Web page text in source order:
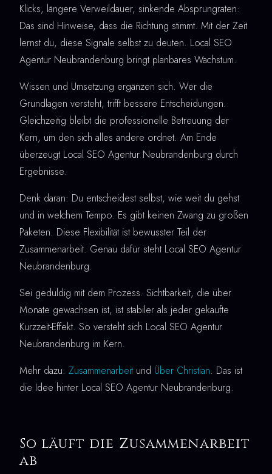
Klicks, längere Verweildauer, sinkende Absprungraten:
Das sind Hinweise, dass die Richtung stimmt. Mit der Zeit
lernst du, diese Signale selbst zu deuten. Local SEO
Agentur Neubrandenburg bringt planbares Wachstum.
Wissen und Umsetzung ergänzen sich. Wer die
Grundlagen versteht, trifft bessere Entscheidungen.
Gleichzeitig bleibt die professionelle Betreuung der
Kern, um den sich alles andere ordnet. Am Ende
überzeugt Local SEO Agentur Neubrandenburg durch
Ergebnisse.
Denk daran: Du entscheidest selbst, wie weit du gehst
und in welchem Tempo. Es gibt keinen Zwang zu großen
Paketen. Diese Flexibilität ist bewusster Teil der
Zusammenarbeit. Genau dafür steht Local SEO Agentur
Neubrandenburg.
Sei geduldig mit dem Prozess. Sichtbarkeit, die über
Monate gewachsen ist, ist stabiler als jeder gekaufte
Kurzzeit-Effekt. So versteht sich Local SEO Agentur
Neubrandenburg im Kern.
Mehr dazu: Zusammenarbeit und Über Christian. Das ist
die Idee hinter Local SEO Agentur Neubrandenburg.
So läuft die Zusammenarbeit
ab